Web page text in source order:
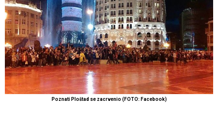
Poznati Ploštad se zacrvenio (FOTO: Facebook)